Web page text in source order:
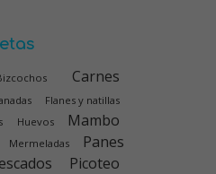
Carnes
Flanes y natillas
Huevos
Mambo
Mermeladas
Panes
Picoteo